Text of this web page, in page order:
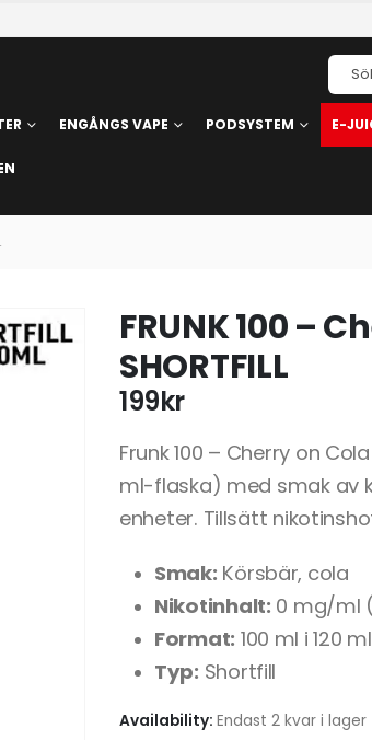
ENGÅNGS VAPE PODSYSTEM E-
FRUNK 100 –
SHORTFILL
199kr
Frunk 100 – Cherry on
ml-flaska) med smak av
enheter. Tillsätt
Smak: Körsbär, cola
Nikotinhalt: 0 mg/ml
Format: 100 ml i 120
Typ: Shortfill
Availability: Endast 2 kvar i lager